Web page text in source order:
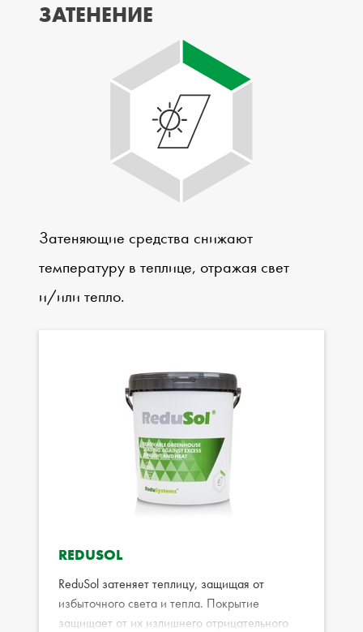
ЗАТЕНЕНИЕ
Затеняющие средства снижают
температуру в теплице, отражая свет
и/или тепло.
REDUSOL
ReduSol затеняет теплицу, защищая от
избыточного света и тепла. Покрытие
защищает от их излишнего отрицательного